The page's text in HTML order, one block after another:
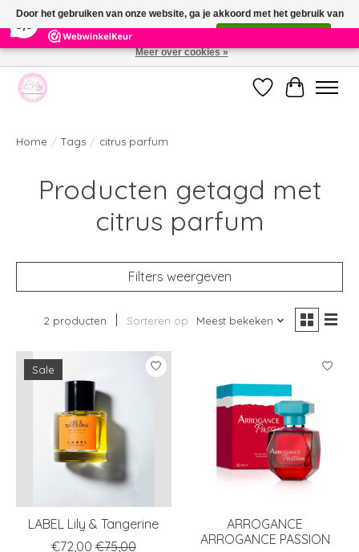
391 Reviews ×
Welkom bij de nieuwe webshop van Parfumerie Marie Rose
Verlanglijst
Home / Tags / citrus parfum
Producten getagd met
citrus parfum
Filters weergeven
2 producten Sorteren op Meest bekeken
Sale
LABEL Lily & Tangerine
€72,00 €75,00
ARROGANCE
ARROGANCE PASSION
Door het gebruiken van onze website, ga je akkoord met het gebruik van
cookies om onze website te verbeteren.
Meer over cookies »